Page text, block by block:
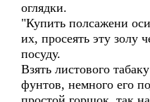
оглядки.
"Купить полсажени
их, просеять эту золу
посуду.
Взять листового
фунтов, немного его